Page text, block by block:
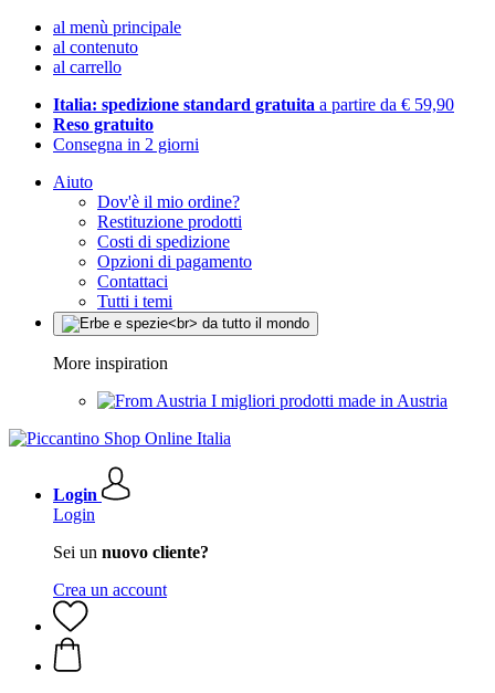
al menù principale
al contenuto
al carrello
Italia: spedizione standard gratuita a partire da € 59,90
Reso gratuito
Consegna in 2 giorni
Aiuto
Dov'è il mio ordine?
Restituzione prodotti
Costi di spedizione
Opzioni di pagamento
Contattaci
Tutti i temi
More inspiration
I migliori prodotti made in Austria
Login
Login
Sei un nuovo cliente?
Crea un account